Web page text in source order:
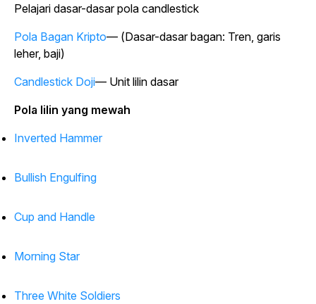
Pelajari dasar-dasar pola candlestick
Pola Bagan Kripto— (Dasar-dasar bagan: Tren, garis
leher, baji)
Candlestick Doji— Unit lilin dasar
Pola lilin yang mewah
Inverted Hammer
Bullish Engulfing
Cup and Handle
Morning Star
Three White Soldiers